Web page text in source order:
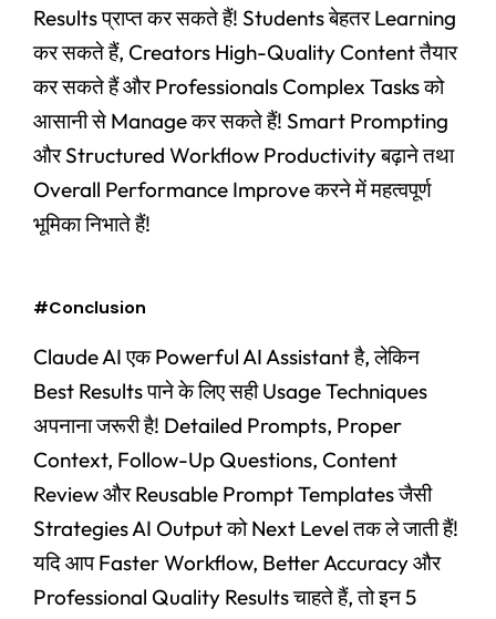
Results प्राप्त कर सकते हैं! Students बेहतर Learning
कर सकते हैं, Creators High-Quality Content तैयार
कर सकते हैं और Professionals Complex Tasks को
आसानी से Manage कर सकते हैं! Smart Prompting
और Structured Workflow Productivity बढ़ाने तथा
Overall Performance Improve करने में महत्वपूर्ण
भूमिका निभाते हैं!
#Conclusion
Claude AI एक Powerful AI Assistant है, लेकिन
Best Results पाने के लिए सही Usage Techniques
अपनाना जरूरी है! Detailed Prompts, Proper
Context, Follow-Up Questions, Content
Review और Reusable Prompt Templates जैसी
Strategies AI Output को Next Level तक ले जाती हैं!
यदि आप Faster Workflow, Better Accuracy और
Professional Quality Results चाहते हैं, तो इन 5